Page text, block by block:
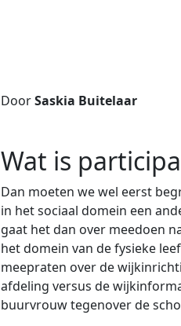
DoorSaskia Buitelaar
Wat is
Dan moeten we wel eerst
in het sociaal domein een
gaat het dan over meedoen
het domein van de fysieke
meepraten over de
afdeling versus de
buurvrouw tegenover de